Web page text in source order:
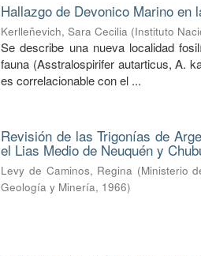
Hallazgo de Devonico Marino en
Kerlleñevich, Sara Cecilia (Instituto
Se describe una nueva localidad
fauna (Asstralospirifer autarticus, A.
es correlacionable con el ...
Revisión de las Trigonías de
el Lias Medio de Neuquén y
Levy de Caminos, Regina (Ministerio
Geología y Minería, 1966)